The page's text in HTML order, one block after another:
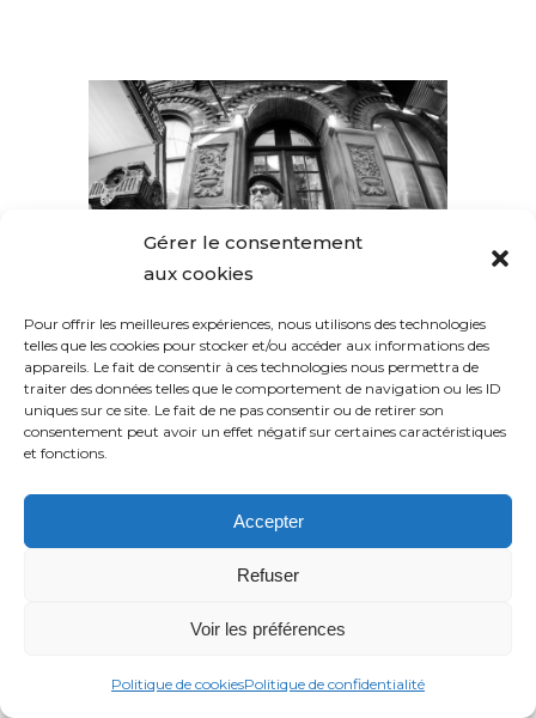
Gérer le consentement
aux cookies
Pour offrir les meilleures expériences, nous utilisons des technologies
telles que les cookies pour stocker et/ou accéder aux informations des
appareils. Le fait de consentir à ces technologies nous permettra de
traiter des données telles que le comportement de navigation ou les ID
uniques sur ce site. Le fait de ne pas consentir ou de retirer son
consentement peut avoir un effet négatif sur certaines caractéristiques
et fonctions.
Accepter
Refuser
Voir les préférences
Politique de cookiesPolitique de confidentialité
nouvel
album de
Popa
Chubby !